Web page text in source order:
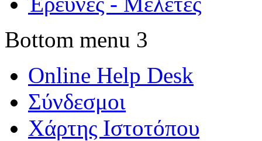
Bottom menu 3
Online Help Desk
Σύνδεσμοι
Χάρτης Ιστοτόπου